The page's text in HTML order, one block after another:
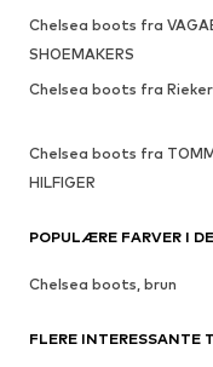
Chelsea boots fra
SHOEMAKERS
Chelsea boots fra Rieker
Chelsea boots fra
HILFIGER
POPULÆRE FARVER I
Chelsea boots, brun
FLERE INTERESSANTE